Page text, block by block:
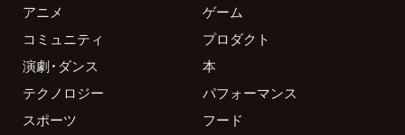
アニメ
ゲーム
コミュニティ
プロダクト
演劇・ダンス
本
テクノロジー
パフォーマンス
スポーツ
フード